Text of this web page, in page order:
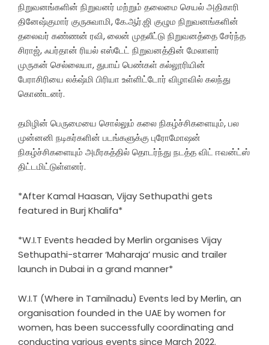
நிறுவனங்களின் நிறுவனர் மற்றும் தலைமை செயல் அதிகாரி
தினேஷ்குமார் குருசுவாமி, கே.ஆர்.ஜி குழும நிறுவனங்களின்
தலைவர் கண்ணன் ரவி, லைன் முதலீட்டு நிறுவனத்தை சேர்ந்த
சிராஜ், ஃபர்தான் ரியல் எஸ்டேட் நிறுவனத்தின் மேலாளர்
முருகன் செல்லையா, துபாய் பெண்கள் கல்லூரியின்
பேராசிரியை லக்‌ஷ்மி பிரியா உள்ளிட்டோர் விழாவில் கலந்து
கொண்டனர்.
தமிழின் பெருமையை சொல்லும் கலை நிகழ்ச்சிகளையும், பல
முன்னனி நடிகர்களின் படங்களுக்கு புரோமோஷன்
நிகழ்ச்சிகளையும் அமீரகத்தில் தொடர்ந்து நடத்த விட் ஈவன்ட்ஸ்
திட்டமிட்டுள்ளனர்.
*After Kamal Haasan, Vijay Sethupathi gets
featured in Burj Khalifa*
*W.I.T Events headed by Merlin organises Vijay
Sethupathi-starrer ‘Maharaja’ music and trailer
launch in Dubai in a grand manner*
W.I.T (Where in Tamilnadu) Events led by Merlin, an
organisation founded in the UAE by women for
women, has been successfully coordinating and
conducting various events since March 2022.